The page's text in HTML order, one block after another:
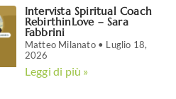
Intervista Spiritual Coach
RebirthinLove – Sara
Fabbrini
Matteo Milanato
Luglio 18,
2026
Leggi di più »